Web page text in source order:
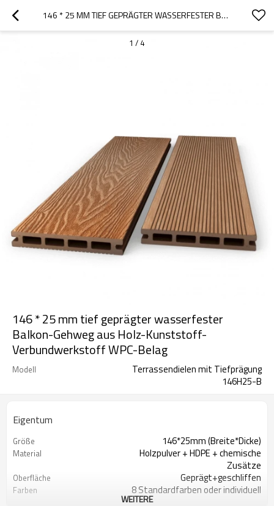
146 * 25 MM TIEF GEPRÄGTER WASSERFESTER BALKON-GEHWEG AUS HOLZ-KUNSTSTOFF-VERBUNDWERKSTOFF WPC-BELAG
1 / 4
146 * 25 mm tief geprägter wasserfester
Balkon-Gehweg aus Holz-Kunststoff-
Verbundwerkstoff WPC-Belag
Modell
Terrassendielen mit Tiefprägung
146H25-B
Eigentum
Größe 146*25mm (Breite*Dicke)
Material
Holzpulver + HDPE + chemische
Zusätze
Oberfläche Geprägt+geschliffen
Farben 8 Standardfarben oder individuell
WEITERE